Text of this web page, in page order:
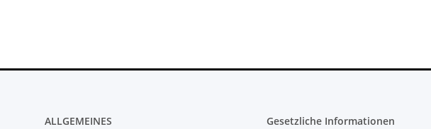
ALLGEMEINES Gesetzliche Informationen